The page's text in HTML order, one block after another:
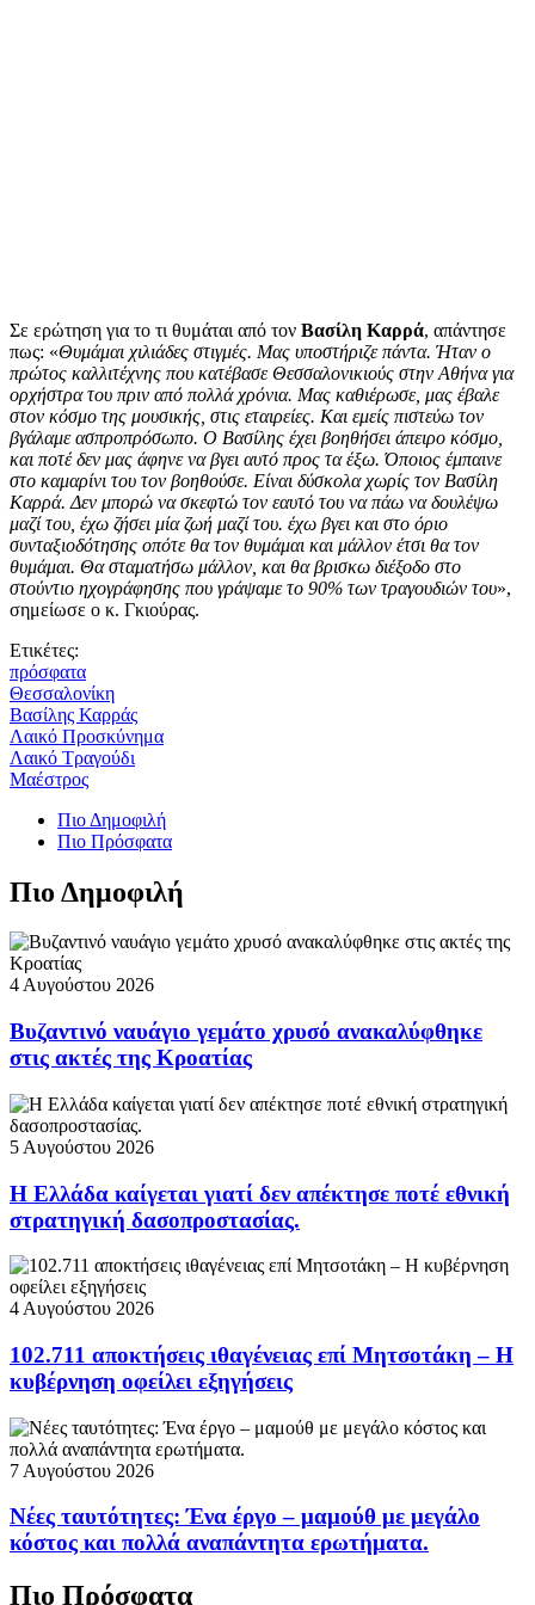
Σε ερώτηση για το τι θυμάται από τον Βασίλη Καρρά, απάντησε
πως: «Θυμάμαι χιλιάδες στιγμές. Μας υποστήριζε πάντα. Ήταν ο
πρώτος καλλιτέχνης που κατέβασε Θεσσαλονικιούς στην Αθήνα για
ορχήστρα του πριν από πολλά χρόνια. Μας καθιέρωσε, μας έβαλε
στον κόσμο της μουσικής, στις εταιρείες. Και εμείς πιστεύω τον
βγάλαμε ασπροπρόσωπο. Ο Βασίλης έχει βοηθήσει άπειρο κόσμο,
και ποτέ δεν μας άφηνε να βγει αυτό προς τα έξω. Όποιος έμπαινε
στο καμαρίνι του τον βοηθούσε. Είναι δύσκολα χωρίς τον Βασίλη
Καρρά. Δεν μπορώ να σκεφτώ τον εαυτό του να πάω να δουλέψω
μαζί του, έχω ζήσει μία ζωή μαζί του. έχω βγει και στο όριο
συνταξιοδότησης οπότε θα τον θυμάμαι και μάλλον έτσι θα τον
θυμάμαι. Θα σταματήσω μάλλον, και θα βρισκω διέξοδο στο
στούντιο ηχογράφησης που γράψαμε το 90% των τραγουδιών του»,
σημείωσε ο κ. Γκιούρας.
Ετικέτες:
πρόσφατα
Θεσσαλονίκη
Βασίλης Καρράς
Λαικό Προσκύνημα
Λαικό Τραγούδι
Μαέστρος
Πιο Δημοφιλή
Πιο Πρόσφατα
Πιο Δημοφιλή
4 Αυγούστου 2026
Βυζαντινό ναυάγιο γεμάτο χρυσό ανακαλύφθηκε
στις ακτές της Κροατίας
5 Αυγούστου 2026
Η Ελλάδα καίγεται γιατί δεν απέκτησε ποτέ εθνική
στρατηγική δασοπροστασίας.
4 Αυγούστου 2026
102.711 αποκτήσεις ιθαγένειας επί Μητσοτάκη – Η
κυβέρνηση οφείλει εξηγήσεις
7 Αυγούστου 2026
Νέες ταυτότητες: Ένα έργο – μαμούθ με μεγάλο
κόστος και πολλά αναπάντητα ερωτήματα.
Πιο Πρόσφατα